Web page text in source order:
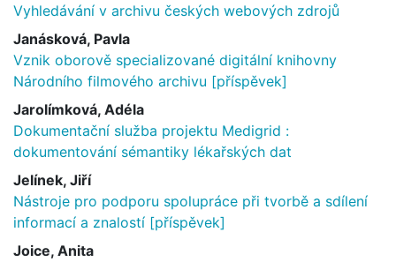
Vyhledávání v archivu českých webových zdrojů
Janásková, Pavla
Vznik oborově specializované digitální knihovny
Národního filmového archivu [příspěvek]
Jarolímková, Adéla
Dokumentační služba projektu Medigrid :
dokumentování sémantiky lékařských dat
Jelínek, Jiří
Nástroje pro podporu spolupráce při tvorbě a sdílení
informací a znalostí [příspěvek]
Joice, Anita